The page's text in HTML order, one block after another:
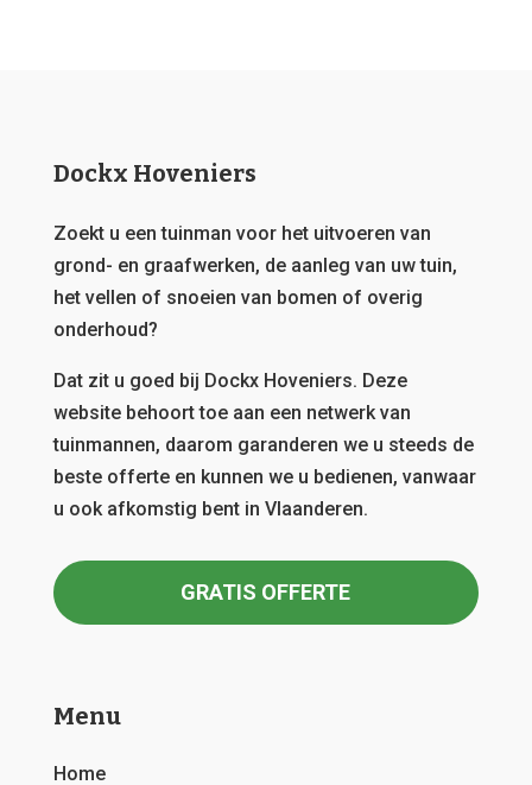
Dockx Hoveniers
Zoekt u een tuinman voor het uitvoeren van
grond- en graafwerken, de aanleg van uw tuin,
het vellen of snoeien van bomen of overig
onderhoud?
Dat zit u goed bij Dockx Hoveniers. Deze
website behoort toe aan een netwerk van
tuinmannen, daarom garanderen we u steeds de
beste offerte en kunnen we u bedienen, vanwaar
u ook afkomstig bent in Vlaanderen.
GRATIS OFFERTE
Menu
Home